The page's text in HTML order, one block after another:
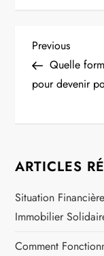
N
a
g
a
t
Previous
Post
Previous
Quelle
pour devenir
ARTICLES
Situation
Immobilier
Comment